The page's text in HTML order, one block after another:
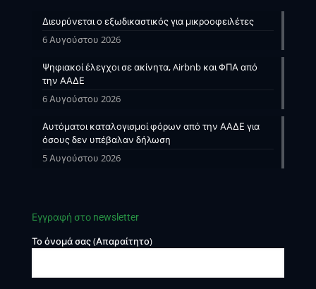
Διευρύνεται ο εξωδικαστικός για μικροοφειλέτες
6 Αυγούστου 2026
Ψηφιακοί έλεγχοι σε ακίνητα, Airbnb και ΦΠΑ από
την ΑΑΔΕ
6 Αυγούστου 2026
Αυτόματοι καταλογισμοί φόρων από την ΑΑΔΕ για
όσους δεν υπέβαλαν δήλωση
5 Αυγούστου 2026
Εγγραφή στο newsletter
Το όνομά σας (Απαραίτητο)